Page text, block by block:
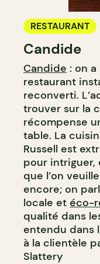
RESTAURANT
Candide
Candide : on
restaurant
reconverti.
trouver sur la
récompense
table. La
Russell est
pour intriguer,
que l’on
encore; on
locale et éco-
qualité dans
entendu dans
à la clientèle
Slattery